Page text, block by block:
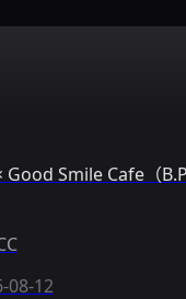
Smile Cafe（
08-12